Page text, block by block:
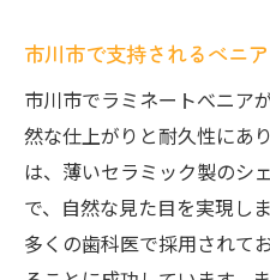
ラミネートべニアで理
べニアで理想の
市川市でべニア
理想の笑顔をべニ
市川市で笑顔を支
べニアが理想の笑
市川市で支持されるべニ
市川市でラミネートべニア
然な仕上がりと耐久性にあ
は、薄いセラミック製のシ
で、自然な見た目を実現し
多くの歯科医で採用されて